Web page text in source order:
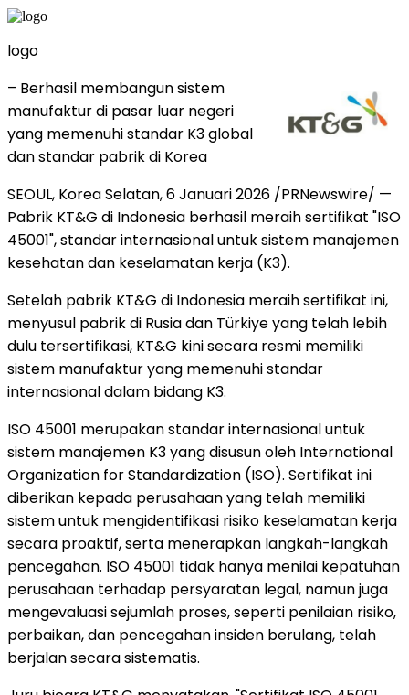
logo
– Berhasil membangun sistem
manufaktur di pasar luar negeri
yang memenuhi standar K3 global
dan standar pabrik di Korea
SEOUL, KoreaSelatan,6 Januari 2026 /PRNewswire/ —
Pabrik KT&G di Indonesia berhasil meraih sertifikat "ISO
45001", standar internasional untuk sistem manajemen
kesehatan dan keselamatan kerja (K3).
Setelah pabrik KT&G di Indonesia meraih sertifikat ini,
menyusul pabrik di Rusia dan Türkiye yang telah lebih
dulu tersertifikasi, KT&G kini secara resmi memiliki
sistem manufaktur yang memenuhi standar
internasional dalam bidang K3.
ISO 45001 merupakan standar internasional untuk
sistem manajemen K3 yang disusun oleh International
Organization for Standardization (ISO). Sertifikat ini
diberikan kepada perusahaan yang telah memiliki
sistem untuk mengidentifikasi risiko keselamatan kerja
secara proaktif, serta menerapkan langkah-langkah
pencegahan. ISO 45001 tidak hanya menilai kepatuhan
perusahaan terhadap persyaratan legal, namun juga
mengevaluasi sejumlah proses, seperti penilaian risiko,
perbaikan, dan pencegahan insiden berulang, telah
berjalan secara sistematis.